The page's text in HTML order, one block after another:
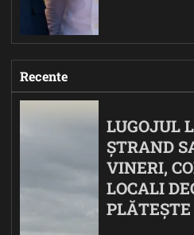
Recente
LUGOJUL
ȘTRAND
VINERI,
LOCALI